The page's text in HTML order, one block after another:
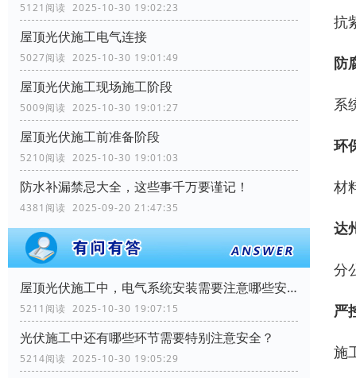
5121阅读 2025-10-30 19:02:23
屋顶光伏施工电气连接
5027阅读 2025-10-30 19:01:49
屋顶光伏施工现场施工阶段
5009阅读 2025-10-30 19:01:27
屋顶光伏施工前准备阶段
5210阅读 2025-10-30 19:01:03
防水补漏禁忌大全，这些事千万要谨记！
4381阅读 2025-09-20 21:47:35
屋顶光伏施工中，电气系统安装需要注意哪些安全问题？
5211阅读 2025-10-30 19:07:15
光伏施工中还有哪些环节需要特别注意安全？
5214阅读 2025-10-30 19:05:29
抗
防
系
环
材
达
分
严
施